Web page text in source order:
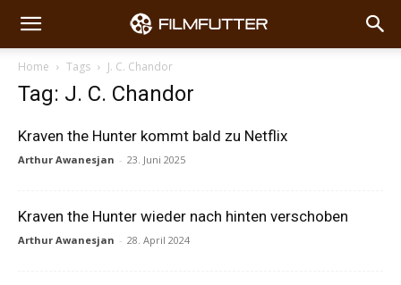
Home Tags J. C. Chandor
Tag: J. C. Chandor
Kraven the Hunter kommt bald zu Netflix
Arthur Awanesjan - 23. Juni 2025
Kraven the Hunter wieder nach hinten verschoben
Arthur Awanesjan - 28. April 2024